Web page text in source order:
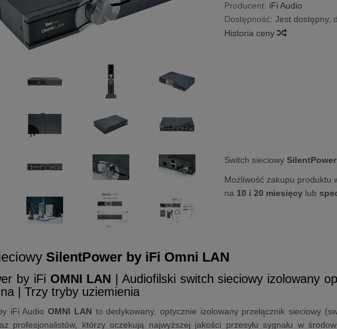
Producent: iFi Audio
Dostępność: Jest dostępny,
Historia ceny
Switch sieciowy
Możliwość zakupu produktu
na 10 i 20 miesięcylub
SilentPower by iFi Omni LAN
by iFi OMNI LAN | Audiofilski switch sieciowy izolowany
| Trzy tryby uziemienia
iFi AudioOMNI LAN to dedykowany, optycznie izolowany przełącznik sieciowy
profesjonalistów, którzy oczekują najwyższej jakości przesyłu sygnału w